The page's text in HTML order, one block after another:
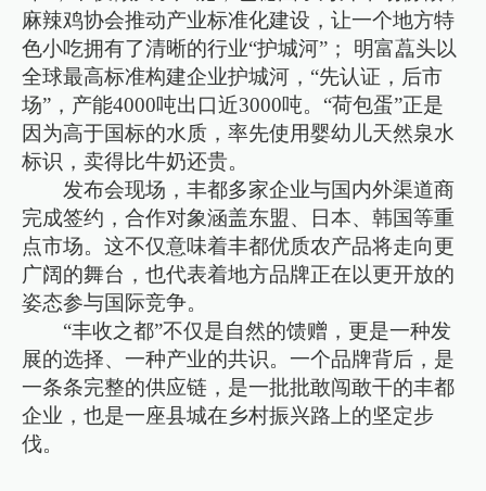
麻辣鸡协会推动产业标准化建设，让一个地方特
色小吃拥有了清晰的行业“护城河”； 明富藠头以
全球最高标准构建企业护城河，“先认证，后市
场”，产能4000吨出口近3000吨。“荷包蛋”正是
因为高于国标的水质，率先使用婴幼儿天然泉水
标识，卖得比牛奶还贵。
发布会现场，丰都多家企业与国内外渠道商
完成签约，合作对象涵盖东盟、日本、韩国等重
点市场。这不仅意味着丰都优质农产品将走向更
广阔的舞台，也代表着地方品牌正在以更开放的
姿态参与国际竞争。
“丰收之都”不仅是自然的馈赠，更是一种发
展的选择、一种产业的共识。一个品牌背后，是
一条条完整的供应链，是一批批敢闯敢干的丰都
企业，也是一座县城在乡村振兴路上的坚定步
伐。